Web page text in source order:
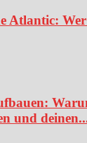
Atlantic:
und